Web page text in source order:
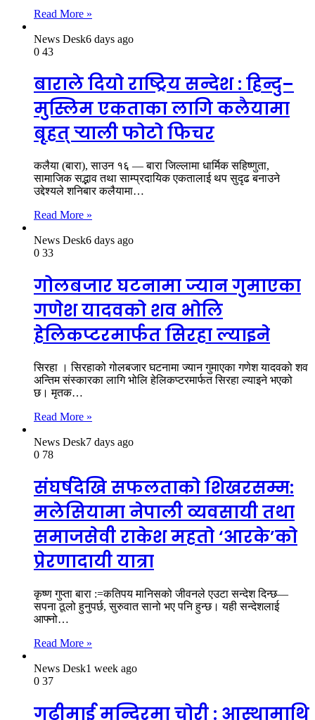
Read More »
News Desk6 days ago
0 43
बाराले दियो राष्ट्रिय सन्देश : हिन्दु–
मुस्लिम एकताका लागि कलैयामा
बृहत् र्‍याली फोटो फिचर
कलैया (बारा), साउन १६ — बारा जिल्लामा धार्मिक सहिष्णुता,
सामाजिक सद्भाव तथा साम्प्रदायिक एकतालाई थप सुदृढ बनाउने
उद्देश्यले शनिबार कलैयामा…
Read More »
News Desk6 days ago
0 33
गोलबजार घटनामा ज्यान गुमाएका
गणेश यादवको शव भोलि
हेलिकप्टरमार्फत सिरहा ल्याइने
सिरहा । सिरहाको गोलबजार घटनामा ज्यान गुमाएका गणेश यादवको शव
अन्तिम संस्कारका लागि भोलि हेलिकप्टरमार्फत सिरहा ल्याइने भएको
छ। मृतक…
Read More »
News Desk7 days ago
0 78
संघर्षदेखि सफलताको शिखरसम्म:
मलेसियामा नेपाली व्यवसायी तथा
समाजसेवी राकेश महतो ‘आरके’को
प्रेरणादायी यात्रा
कृष्ण गुप्ता बारा :=कतिपय मानिसको जीवनले एउटा सन्देश दिन्छ—
सपना ठूलो हुनुपर्छ, सुरुवात सानो भए पनि हुन्छ। यही सन्देशलाई
आफ्नो…
Read More »
News Desk1 week ago
0 37
गढीमाई मन्दिरमा चोरी : आस्थामाथि